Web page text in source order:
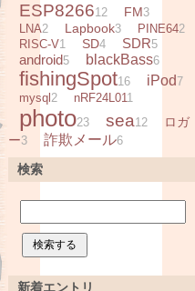
ESP826612 FM3
LNA2 Lapbook3 PINE642
RISC-V1 SD4 SDR5
android5 blackBass6
fishingSpot16 iPod7
mysql 2 nRF24L011
photo23 sea12
ロガ
ー3 詐欺メール6
検索
新着エントリ